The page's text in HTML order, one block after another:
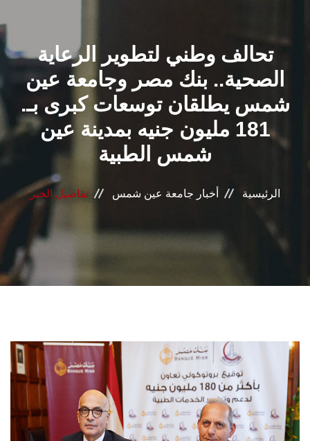
الشئون الأكاديمية
البحث العلمي
الرعاية الصحية
المراكز والوحدات
الأنظمة الذكية
الإعلام
تواصل معنا
هيئة التدريس
الدراسات العليا
الخريجين
تحالف وطني لتطوير الرعاية
الصحية.. بنك مصر وجامعة عين
شمس يطلقان توسعات كبرى بـ.
181 مليون جنيه بمدينة عين
شمس الطبية
الرئيسية أخبار جامعة عين شمس تفاصيل الخبر